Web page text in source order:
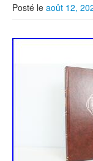
Posté le août 12,